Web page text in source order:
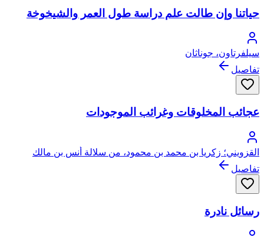
حياتنا وإن طالت علم دراسة طول العمر والشيخوخة
سيلفرتاون، جوناثان
تفاصيل
عجائب المخلوقات وغرائب الموجودات
القزويني؛ زكريا بن محمد بن محمود، من سلالة أنس بن مالك
الأنصاري النجاري
تفاصيل
رسائل نادرة